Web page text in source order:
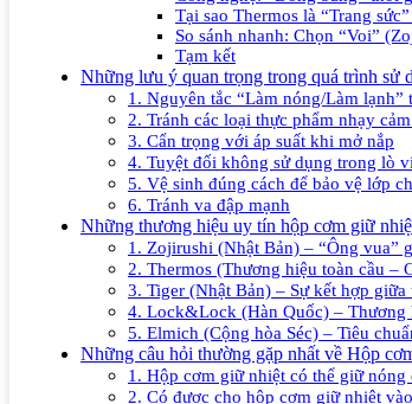
Tại sao Thermos là “Trang
So sánh nhanh: Chọn “Voi”
Tạm kết
Những lưu ý quan trọng trong quá trình sử
1. Nguyên tắc “Làm nóng/Làm lạnh”
2. Tránh các loại thực phẩm nhạy
3. Cẩn trọng với áp suất khi mở nắp
4. Tuyệt đối không sử dụng trong lò
5. Vệ sinh đúng cách để bảo vệ lớp
6. Tránh va đập mạnh
Những thương hiệu uy tín hộp cơm giữ
1. Zojirushi (Nhật Bản) – “Ông vua”
2. Thermos (Thương hiệu toàn cầu –
3. Tiger (Nhật Bản) – Sự kết hợp
4. Lock&Lock (Hàn Quốc) – Thương
5. Elmich (Cộng hòa Séc) – Tiêu
Những câu hỏi thường gặp nhất về Hộp
1. Hộp cơm giữ nhiệt có thể giữ nóng
2. Có được cho hộp cơm giữ nhiệt